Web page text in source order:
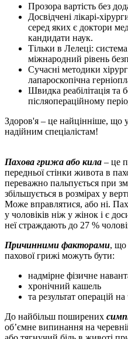
Прозора вартість без
Досвідчені лікарі-
серед яких є доктори
кандидати наук.
Тільки в Лелеці:
міжнародний рівень
Сучасні методики
лапароскопічна
Швидка реабілітація та
післяопераційному
Здоров'я – це найцінніше, що
надійним спеціалістам!
Пахова грижа або кила – це
передньої стінки живота в
переважно пальпується при
збільшується в розмірах у
Може вправлятися, або ні.
у чоловіків ніж у жінок і є
неї страждають до 27 %
Причинними факторами, що
пахової грижі можуть бути:
надмірне фізичне
хронічний кашель
та результат операцій
До найбільш поширених
об’ємне випинання на